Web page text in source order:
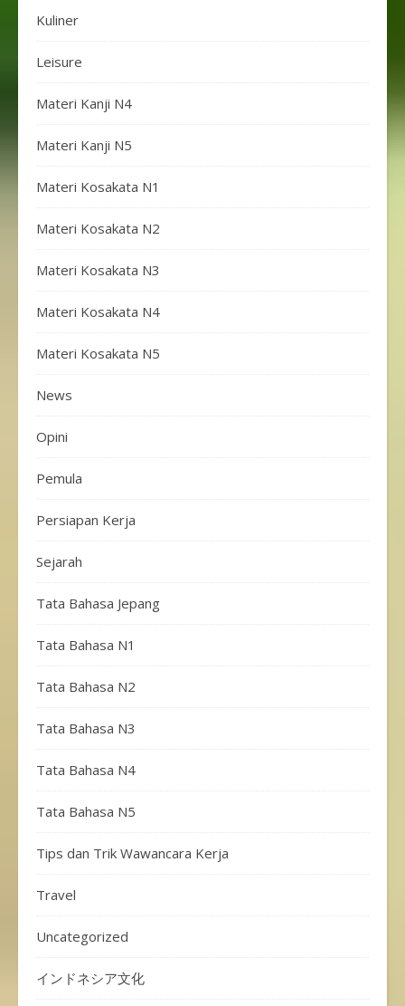
Kuliner
Leisure
Materi Kanji N4
Materi Kanji N5
Materi Kosakata N1
Materi Kosakata N2
Materi Kosakata N3
Materi Kosakata N4
Materi Kosakata N5
News
Opini
Pemula
Persiapan Kerja
Sejarah
Tata Bahasa Jepang
Tata Bahasa N1
Tata Bahasa N2
Tata Bahasa N3
Tata Bahasa N4
Tata Bahasa N5
Tips dan Trik Wawancara Kerja
Travel
Uncategorized
インドネシア文化